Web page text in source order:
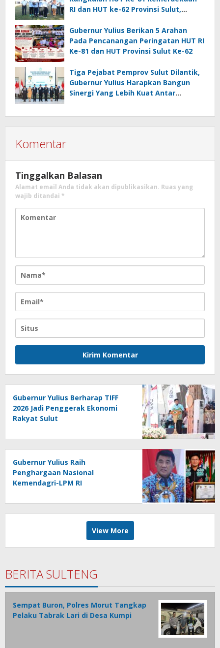
RI dan HUT ke-62 Provinsi Sulut,
Gubernur Yulius Berikan 5 Arahan
Pada Pencanangan Peringatan HUT RI
Ke-81 dan HUT Provinsi Sulut Ke-62
Tiga Pejabat Pemprov Sulut Dilantik,
Gubernur Yulius Harapkan Bangun
Sinergi Yang Lebih Kuat Antar
Komentar
Tinggalkan Balasan
Alamat email Anda tidak akan dipublikasikan. Ruas yang
wajib ditandai *
Gubernur Yulius Berharap TIFF
2026 Jadi Penggerak Ekonomi
Rakyat Sulut
Gubernur Yulius Raih
Penghargaan Nasional
Kemendagri-LPM RI
View More
BERITA SULTENG
Sempat Buron, Polres Morut Tangkap
Pelaku Tabrak Lari di Desa Kumpi